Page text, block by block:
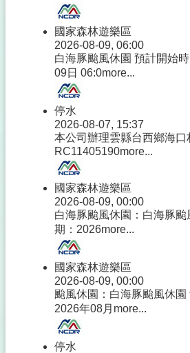
國家森林遊樂區
2026-08-09, 06:00
白海豚颱風休園 預計開始
09日 06:0more...
停水
2026-08-07, 15:37
本公司辦理雲縣台西鄉海口
RC11405190more...
國家森林遊樂區
2026-08-09, 00:00
白海豚颱風休園：白海豚颱
期：2026more...
國家森林遊樂區
2026-08-09, 00:00
颱風休園：白海豚颱風休園
2026年08月 more...
停水